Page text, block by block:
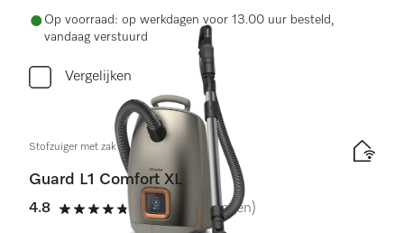
Op voorraad: op werkdagen voor 13.00 uur besteld,
vandaag verstuurd
Vergelijken
Stofzuiger met zak
Guard L1 Comfort XL
4.8
4.8 sterren op 5
(27 beoordelingen)